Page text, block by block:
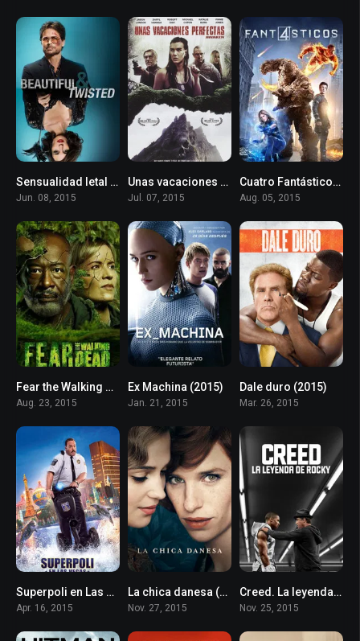
5.6Sensualidad letal (2015)
Jun. 08, 2015
3.5Unas vacaciones perfectas (2015)
Jul. 07, 2015
4.3Cuatro Fantásticos (2015)
Aug. 05, 2015
7.7
Fear the Walking Dead (2015)
Aug. 23, 2015
7.7
Ex Machina (2015)
Jan. 21, 2015
Dale duro (2015)
Mar. 26, 2015
4.5
Superpoli en Las Vegas (2015)
Apr. 16, 2015
7.1La chica danesa (2015)
Nov. 27, 2015
7.6Creed. La leyenda de Rocky (2015)
Nov. 25, 2015